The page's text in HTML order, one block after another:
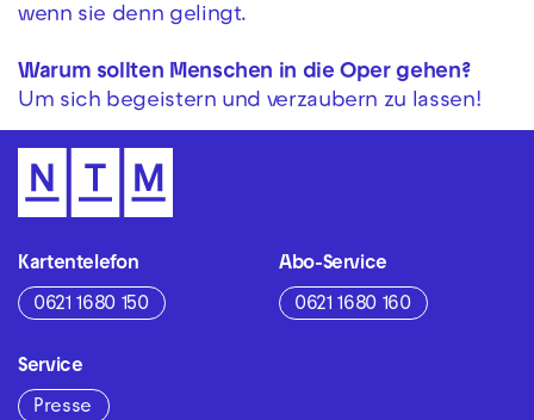
wenn sie denn gelingt.
Warum sollten Menschen in die Oper gehen?
Um sich begeistern und verzaubern zu lassen!
Kartentelefon
0621 1680 150
Abo-Service
0621 1680 160
Service
Presse